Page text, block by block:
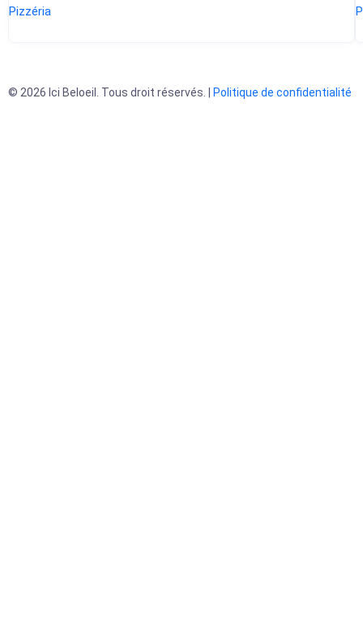
Pizzéria
© 2026 Ici Beloeil. Tous droit réservés. | Politique de confidentialité